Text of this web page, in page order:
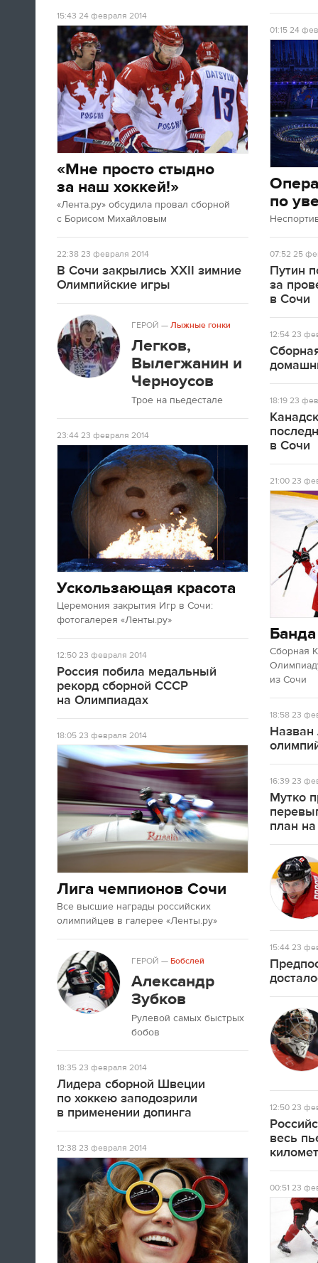
15:43 24 февраля 2014
«Мне просто стыдно
за наш хоккей!»
«Лента.ру» обсудила провал сборной
с Борисом Михайловым
22:3823 февраля 2014
В Сочи закрылись XXII зимние
Олимпийские игры
ГЕРОЙ —Лыжные гонки
Легков,
Вылегжанин и
Черноусов
Трое на пьедестале
23:4423 февраля 2014
Ускользающая красота
Церемония закрытия Игр в Сочи:
фотогалерея «Ленты.ру»
12:5023 февраля 2014
Россия побила медальный
рекорд сборной СССР
на Олимпиадах
18:0523 февраля 2014
Лига чемпионов Сочи
Все высшие награды российских
олимпийцев в галерее «Ленты.ру»
ГЕРОЙ —Бобслей
Александр
Зубков
Рулевой самых быстрых
бобов
18:3523 февраля 2014
Лидера сборной Швеции
по хоккею заподозрили
в применении допинга
12:3823 февраля 2014
01:1524
по
07:52 25
Путин
за
в Сочи
12:5423
18:1923
в Сочи
21:0023
Сборная
из Сочи
18:5823
Назван
16:3923
Мутко
план
15:4423
12:5023
весь
00:51 23